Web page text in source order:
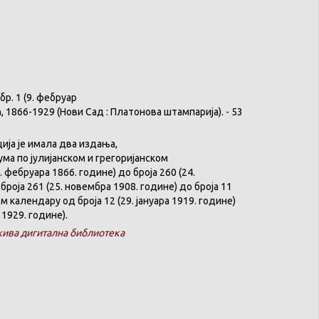
бр. 1 (9. фебруар
, 1866-1929 (Нови Сад : Платонова штампарија). - 53
је имала два издања,
по јулијанском и грегоријанском
фебруара 1866. године) до броја 260 (24.
261 (25. новембра 1908. године) до броја 11
календаруод броја 12 (29. јануара 1919. године)
године).
дигитална библиотека